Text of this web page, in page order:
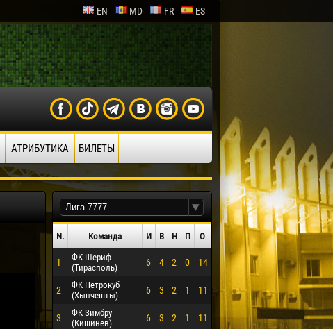
EN MD FR ES
АТРИБУТИКА БИЛЕТЫ
N. Команда И В Н П О
1
ФК Шериф
(Тирасполь)
6 4 2 0 14
2
ФК Петрокуб
(Хынчешты)
6 3 2 1 11
3
ФК Зимбру
(Кишинев)
6 3 2 1 11